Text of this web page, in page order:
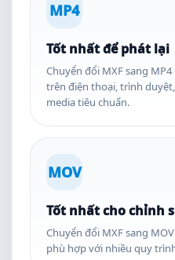
MP4
Tốt nhất để phát lại
Chuyển đổi MXF sang
trên điện thoại, trình
media tiêu chuẩn.
MOV
Tốt nhất cho chỉnh
Chuyển đổi MXF sang
phù hợp với nhiều quy